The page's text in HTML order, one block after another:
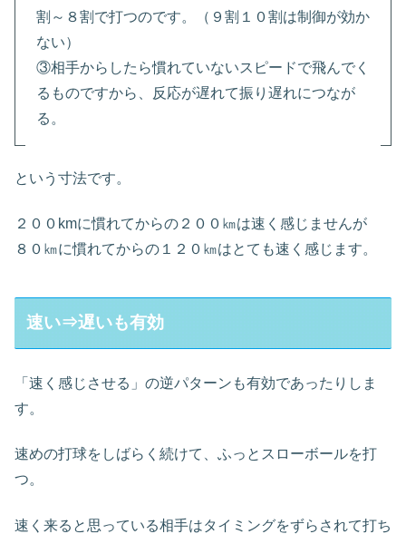
割～８割で打つのです。（９割１０割は制御が効か
ない）
③相手からしたら慣れていないスピードで飛んでく
るものですから、反応が遅れて振り遅れにつなが
る。
という寸法です。
２００kmに慣れてからの２００㎞は速く感じませんが
８０㎞に慣れてからの１２０㎞はとても速く感じます。
速い⇒遅いも有効
「速く感じさせる」の逆パターンも有効であったりしま
す。
速めの打球をしばらく続けて、ふっとスローボールを打
つ。
速く来ると思っている相手はタイミングをずらされて打ち